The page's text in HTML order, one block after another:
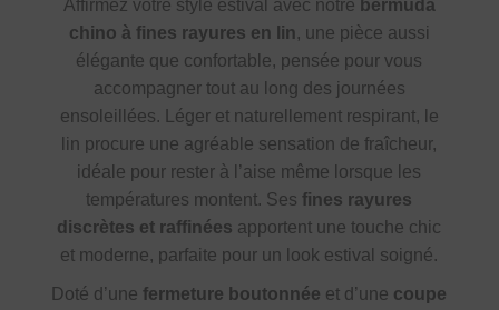
Affirmez votre style estival avec notre bermuda
chino à fines rayures en lin, une pièce aussi
élégante que confortable, pensée pour vous
accompagner tout au long des journées
ensoleillées. Léger et naturellement respirant, le
lin procure une agréable sensation de fraîcheur,
idéale pour rester à l’aise même lorsque les
températures montent. Sesfines rayures
discrètes et raffinées apportent une touche chic
et moderne, parfaite pour un look estival soigné.
Doté d’unefermeture boutonnée et d’une coupe